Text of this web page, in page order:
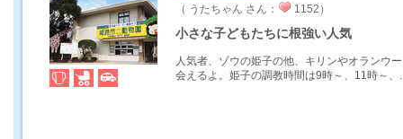
（ うたちゃん さん： 1152）
小さな子どもたちに根強い人気
人気者、ゾウの姫子の他、キリンやオランウ
会えるよ。姫子の調教時間は9時～、11時～、